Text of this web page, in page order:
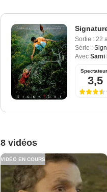
Sortie : 22
Série :
Avec Sami
3,5
8 vidéos
VIDÉO EN COURS